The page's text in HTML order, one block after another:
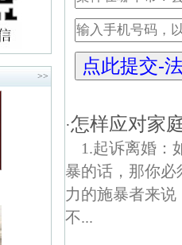
>>
·怎样应对家
1.起诉离婚：
暴的话，那你
力的施暴者来
不...